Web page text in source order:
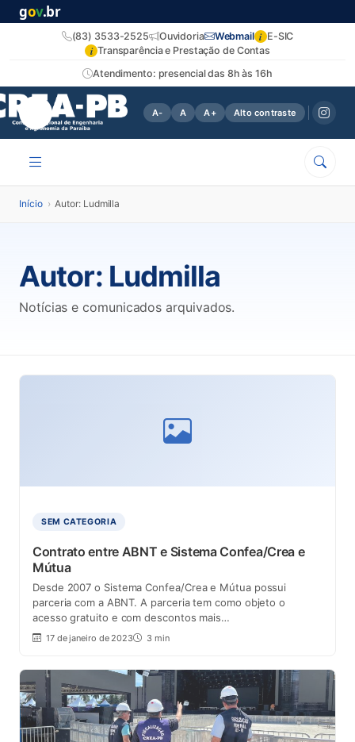
gov.br
Atendimento: presencial das 8h às 16h
(83) 3533-2525 Ouvidoria Webmail i E-SIC
i Transparência e Prestação de Contas
A- A A+ Alto contraste
Início › Autor: Ludmilla
Autor: Ludmilla
Notícias e comunicados arquivados.
SEM CATEGORIA
Contrato entre ABNT e Sistema Confea/Crea e
Mútua
Desde 2007 o Sistema Confea/Crea e Mútua possui
parceria com a ABNT. A parceria tem como objeto o
acesso gratuito e com descontos mais…
17 de janeiro de 2023 3 min